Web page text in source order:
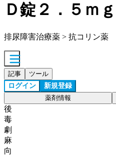
Ｄ錠２．５ｍ
排尿障害治療薬 > 抗コリン薬
記事 ツール
ログイン 新規登録
薬剤情報
後
毒
劇
麻
向